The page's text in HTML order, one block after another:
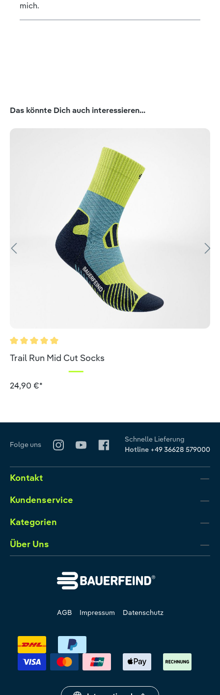
mich.
Produktgalerie überspringen
Das könnte Dich auch interessieren...
Durchschnittliche Bewertung von 5 von 5 Sternen
Trail Run Mid Cut Socks
24,90 €*
Folge uns
Schnelle Lieferung
Hotline +49 36628 579000
Kontakt
Kundenservice
Kategorien
Über Uns
AGB Impressum Datenschutz